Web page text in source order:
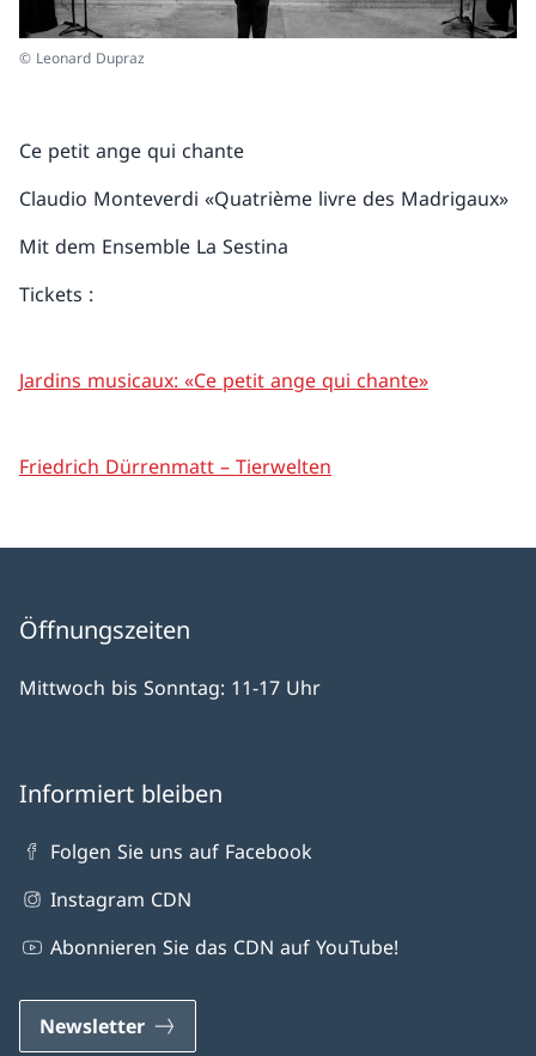
© Leonard Dupraz
Ce petit ange qui chante
Claudio Monteverdi «Quatrième livre des Madrigaux»
Mit dem Ensemble La Sestina
Tickets :
Jardins musicaux: «Ce petit ange qui chante»
Friedrich Dürrenmatt – Tierwelten
Öffnungszeiten
Mittwoch bis Sonntag: 11-17 Uhr
Informiert bleiben
Folgen Sie uns auf Facebook
Instagram CDN
Abonnieren Sie das CDN auf YouTube!
Newsletter